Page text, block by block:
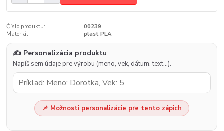
Číslo produktu:
00239
Materiál:
plast PLA
✍️ Personalizácia produktu
Napíš sem údaje pre výrobu (meno, vek, dátum, text…).
📌 Možnosti personalizácie pre tento zápich